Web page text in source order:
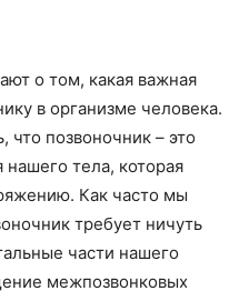
о том, какая важная
в организме человека.
что позвоночник – это
нашего тела, которая
Как часто мы
требует ничуть
части нашего
межпозвонковых